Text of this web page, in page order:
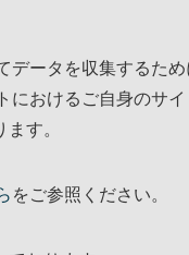
データを収集するた
おけるご自身のサ
す。
をご参照ください。